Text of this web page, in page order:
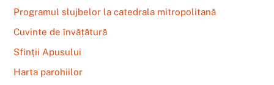
Programul slujbelor la catedrala mitropolitană
Cuvinte de învățătură
Sfinții Apusului
Harta parohiilor